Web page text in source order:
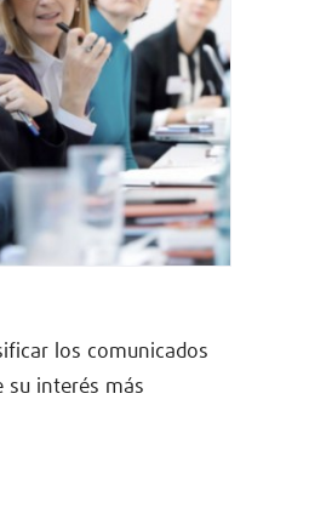
los comunicados
su interés más